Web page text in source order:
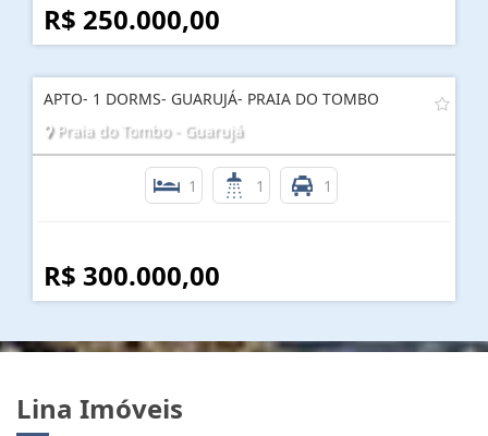
R$ 250.000,00
APTO- 1 DORMS- GUARUJÁ- PRAIA DO TOMBO
Praia do Tombo - Guarujá
1 1 1
R$ 300.000,00
Lina Imóveis